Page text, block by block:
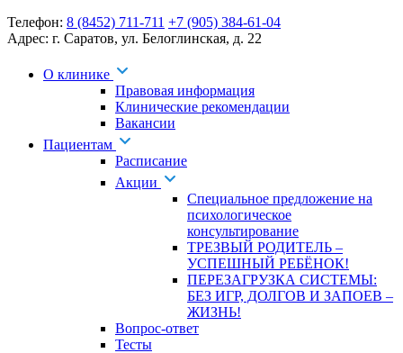
Телефон: 8 (8452) 711-711 +7 (905) 384-61-04
Адрес: г. Саратов, ул. Белоглинская, д. 22
О клинике
Правовая информация
Клинические рекомендации
Вакансии
Пациентам
Расписание
Акции
Специальное предложение на
психологическое
консультирование
ТРЕЗВЫЙ РОДИТЕЛЬ –
УСПЕШНЫЙ РЕБЁНОК!
ПЕРЕЗАГРУЗКА СИСТЕМЫ:
БЕЗ ИГР, ДОЛГОВ И ЗАПОЕВ –
ЖИЗНЬ!
Вопрос-ответ
Тесты